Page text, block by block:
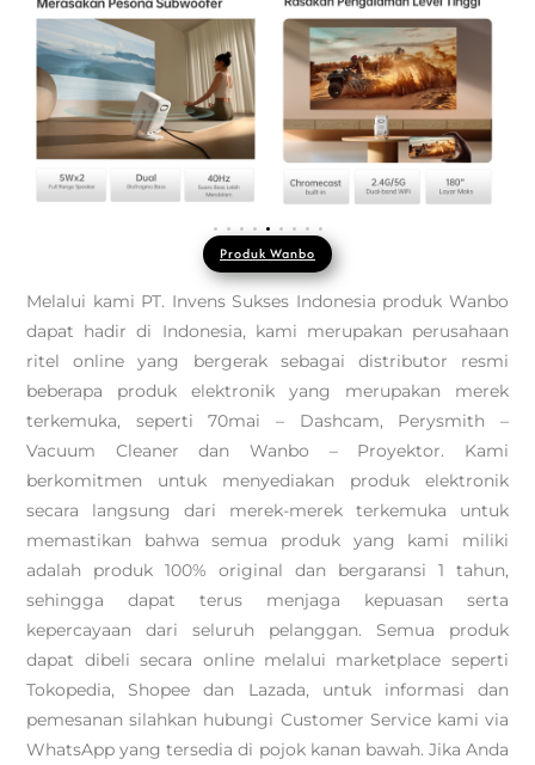
Produk Wanbo
Melalui kami PT. Invens Sukses Indonesia produk Wanbo
dapat hadir di Indonesia, kami merupakan perusahaan
ritel online yang bergerak sebagai distributor resmi
beberapa produk elektronik yang merupakan merek
terkemuka, seperti 70mai – Dashcam, Perysmith –
Vacuum Cleaner dan Wanbo – Proyektor. Kami
berkomitmen untuk menyediakan produk elektronik
secara langsung dari merek-merek terkemuka untuk
memastikan bahwa semua produk yang kami miliki
adalah produk 100% original dan bergaransi 1 tahun,
sehingga dapat terus menjaga kepuasan serta
kepercayaan dari seluruh pelanggan. Semua produk
dapat dibeli secara online melalui marketplace seperti
Tokopedia, Shopee dan Lazada, untuk informasi dan
pemesanan silahkan hubungi Customer Service kami via
WhatsApp yang tersedia di pojok kanan bawah. Jika Anda